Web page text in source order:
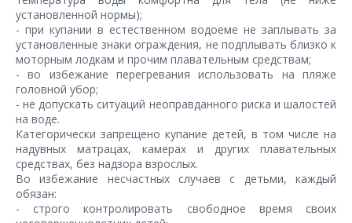
установленной нормы);
- при купании в естественном водоеме не заплывать за
установленные знаки ограждения, не подплывать близко к
моторным лодкам и прочим плавательным средствам;
- во избежание перегревания использовать на пляже
головной убор;
- не допускать ситуаций неоправданного риска и шалостей
на воде.
Категорически запрещено купание детей, в том числе на
надувных матрацах, камерах и других плавательных
средствах, без надзора взрослых.
Во избежание несчастных случаев с детьми, каждый
обязан:
- строго контролировать свободное время своих